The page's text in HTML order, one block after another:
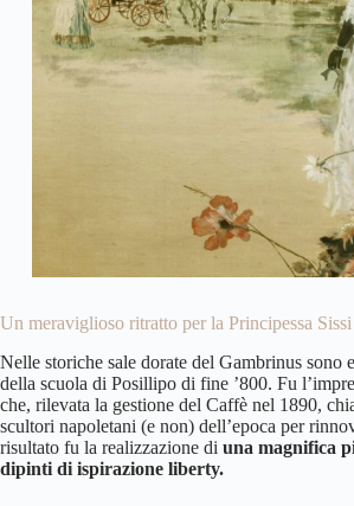
Un meraviglioso ritratto per la Principessa Sissi
Nelle storiche sale dorate del Gambrinus sono
della scuola di Posillipo di fine ’800. Fu
che, rilevata la gestione del Caffè nel 1890,
scultori napoletani (e non) dell’epoca per
risultato fu la realizzazione di una magnifica
dipinti di ispirazione liberty.